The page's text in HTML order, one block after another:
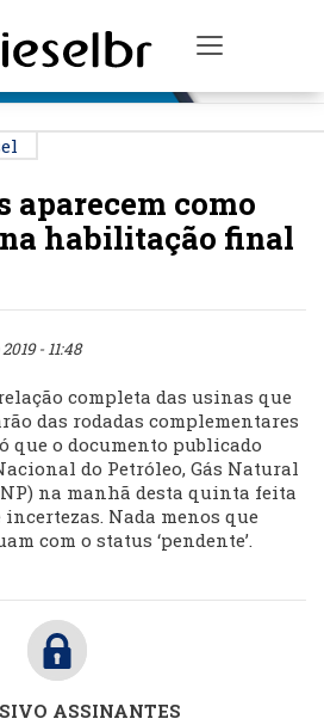
Toggle
aparecem como
na habilitação final
- 11:48
completa das usinas que
das rodadas complementares
que o documento publicado
do Petróleo, Gás Natural
na manhã desta quinta feita
Nada menos que
com o status ‘pendente’.
ASSINANTES